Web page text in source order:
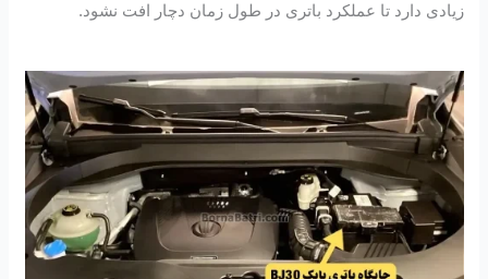
زیادی دارد تا عملکرد باتری در طول زمان دچار افت نشود.